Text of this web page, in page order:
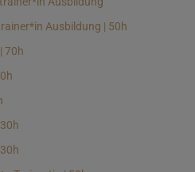
Ausbildung | 50h
70h